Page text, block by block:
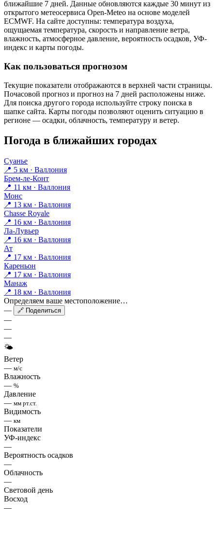
ближайшие 7 дней. Данные обновляются каждые 30 минут из
открытого метеосервиса Open-Meteo на основе моделей
ECMWF. На сайте доступны: температура воздуха,
ощущаемая температура, скорость и направление ветра,
влажность, атмосферное давление, вероятность осадков, УФ-
индекс и карты погоды.
Как пользоваться прогнозом
Текущие показатели отображаются в верхней части страницы.
Почасовой прогноз и прогноз на 7 дней расположены ниже.
Для поиска другого города используйте строку поиска в
шапке сайта. Карты погоды позволяют оценить ситуацию в
регионе — осадки, облачность, температуру и ветер.
Погода в ближайших городах
Суанье
📍 5 км · Валлония
Брем-ле-Конт
📍 11 км · Валлония
Монс
📍 13 км · Валлония
Chasse Royale
📍 16 км · Валлония
Ла-Лувьер
📍 16 км · Валлония
Ат
📍 17 км · Валлония
Кареньон
📍 17 км · Валлония
Манаж
📍 18 км · Валлония
Определяем ваше местоположение…
—
🔗 Поделиться
—
—
—
🌤
Ветер
— м/с
Влажность
— %
Давление
— мм рт.ст.
Видимость
— км
Показатели
УФ-индекс
—
Вероятность осадков
—
Облачность
—
Световой день
Восход
—